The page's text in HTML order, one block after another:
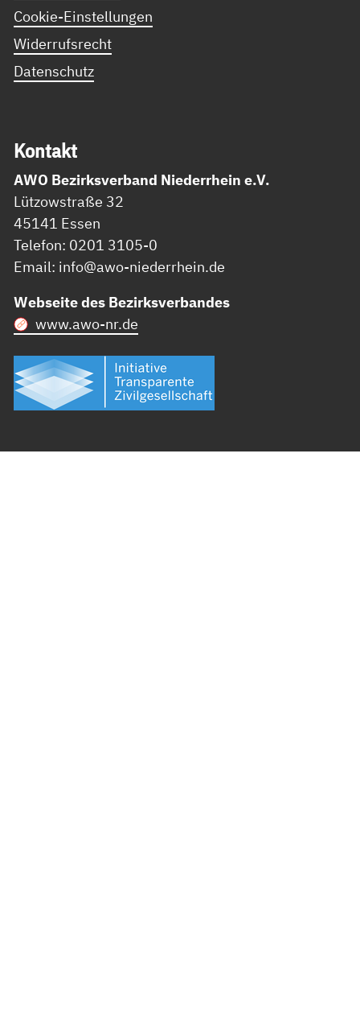
Cookie-Einstellungen
Widerrufsrecht
Datenschutz
Kon­takt
AWO Bezirksverband Niederrhein e.V.
Lützowstraße 32
45141 Essen
Telefon: 0201 3105-0
Email: info@awo-niederrhein.de
Webseite des Bezirksverbandes
www.awo-nr.de